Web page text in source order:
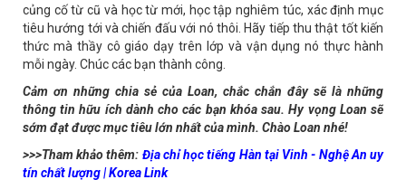
củng cố từ cũ và học từ mới, học tập nghiêm túc, xác định mục
tiêu hướng tới và chiến đấu với nó thôi. Hãy tiếp thu thật tốt kiến
thức mà thầy cô giáo dạy trên lớp và vận dụng nó thực hành
mỗi ngày. Chúc các bạn thành công.
Cảm ơn những chia sẻ của Loan, chắc chắn đây sẽ là những
thông tin hữu ích dành cho các bạn khóa sau. Hy vọng Loan sẽ
sớm đạt được mục tiêu lớn nhất của mình. Chào Loan nhé!
>>>Tham khảo thêm: Địa chỉ học tiếng Hàn tại Vinh - Nghệ An uy
tín chất lượng | Korea Link